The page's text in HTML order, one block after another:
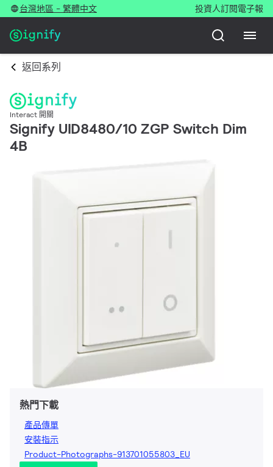
台灣地區 - 繁體中文 投資人訂閱電子報
返回系列
Interact 開關
Signify UID8480/10 ZGP Switch Dim
4B
熱門下載
產品傳單
安裝指示
Product-Photographs-913701055803_EU